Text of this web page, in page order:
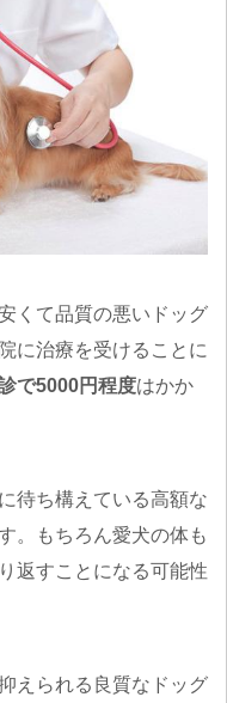
くて品質の悪いドッグ
に治療を受けることに
で5000円程度はかか
待ち構えている高額な
。もちろん愛犬の体も
返すことになる可能性
えられる良質なドッグ